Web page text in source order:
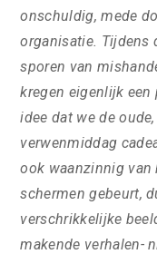
onschuldig, mede
organisatie. Tijdens
sporen van
kregen eigenlijk
idee dat we de
verwenmiddag
ook waanzinnig van
schermen gebeurt,
verschrikkelijke
makende verhalen-